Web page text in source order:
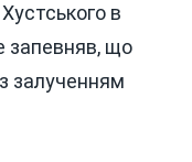
в
запевняв, що
залученням